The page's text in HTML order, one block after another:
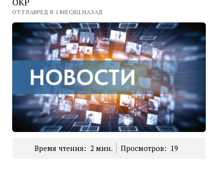
ОТ ГЛАВРЕД В 1 МЕСЯЦ НАЗАД
Время чтения: 2 мин. Просмотров: 19